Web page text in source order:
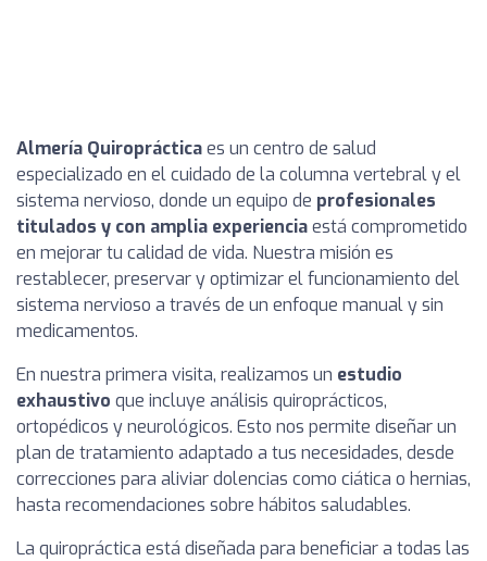
Almería Quiroprácticaes un centro de salud
especializado en el cuidado de la columna vertebral y el
sistema nervioso, donde un equipo de profesionales
titulados y con amplia experienciaestá comprometido
en mejorar tu calidad de vida. Nuestra misión es
restablecer, preservar y optimizar el funcionamiento del
sistema nervioso a través de un enfoque manual y sin
medicamentos.
En nuestra primera visita, realizamos un estudio
exhaustivo que incluye análisis quiroprácticos,
ortopédicos y neurológicos. Esto nos permite diseñar un
plan de tratamiento adaptado a tus necesidades, desde
correcciones para aliviar dolencias como ciática o hernias,
hasta recomendaciones sobre hábitos saludables.
La quiropráctica está diseñada para beneficiar a todas las